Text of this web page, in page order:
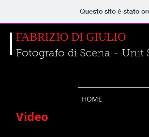
Questo sito è stato
FABRIZIO DI GIULIO
Fotografo di Scena - Unit
HOME
Video